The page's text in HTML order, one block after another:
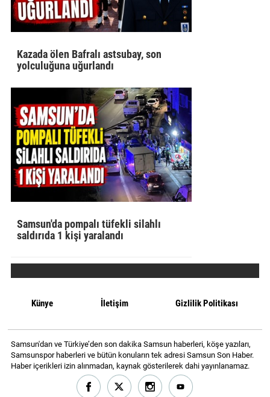
Kazada ölen Bafralı astsubay, son
yolculuğuna uğurlandı
Samsun'da pompalı tüfekli silahlı
saldırıda 1 kişi yaralandı
Künye İletişim Gizlilik Politikası
Samsun'dan ve Türkiye’den son dakika Samsun haberleri, köşe yazıları,
Samsunspor haberleri ve bütün konuların tek adresi Samsun Son Haber.
Haber içerikleri izin alınmadan, kaynak gösterilerek dahi yayınlanamaz.